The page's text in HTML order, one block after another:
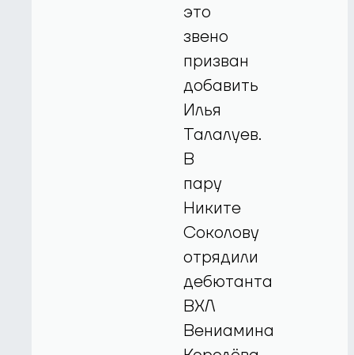
это
звено
призван
добавить
Илья
Талалуев.
В
пару
Никите
Соколову
отрядили
дебютанта
ВХЛ
Вениамина